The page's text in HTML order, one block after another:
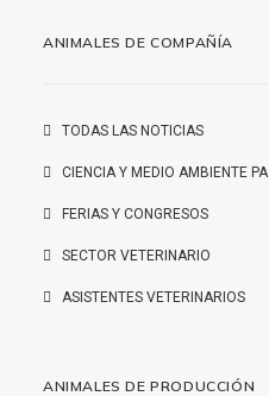
ANIMALES DE COMPAÑÍA
TODAS LAS NOTICIAS
CIENCIA Y MEDIO AMBIENTE PA
FERIAS Y CONGRESOS
SECTOR VETERINARIO
ASISTENTES VETERINARIOS
ANIMALES DE PRODUCCIÓN